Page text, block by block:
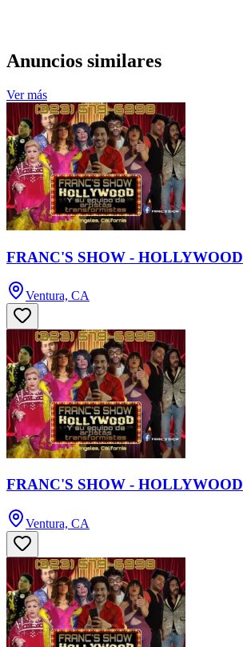
Anuncios similares
Ver más
FRANC'S SHOW - HOLLYWOOD
Ventura, CA
FRANC'S SHOW - HOLLYWOOD
Ventura, CA